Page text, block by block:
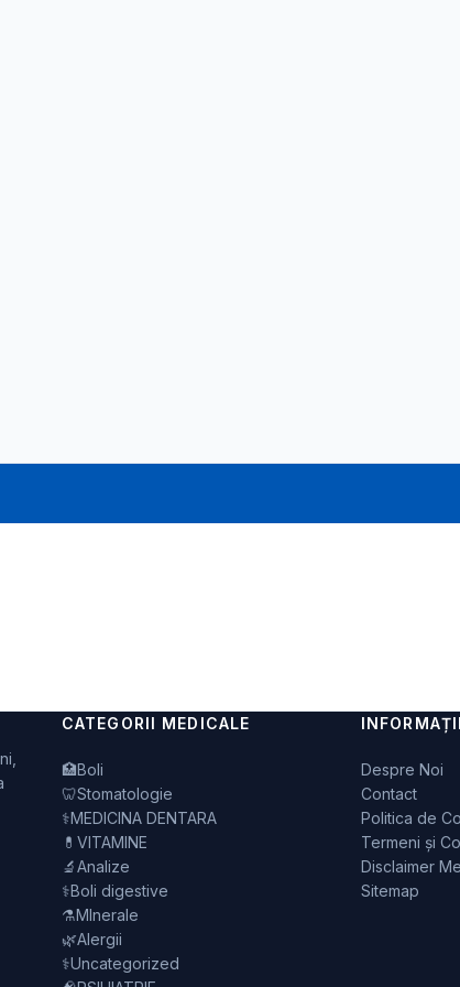
CATEGORII MEDICALE
🏥Boli
🦷Stomatologie
⚕️MEDICINA DENTARA
💊 VITAMINE
🔬Analize
⚕️Boli digestive
⚗️MInerale
🌿Alergii
⚕️Uncategorized
INFORMAȚII
Despre Noi
Contact
Politica de
Termeni și
Disclaimer
Sitemap